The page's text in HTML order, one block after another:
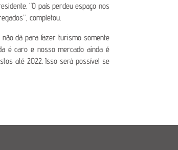
“O país perdeu espaço nos
completou.
dá para fazer turismo somente
é caro e nosso mercado ainda é
até 2022. Isso será possível se